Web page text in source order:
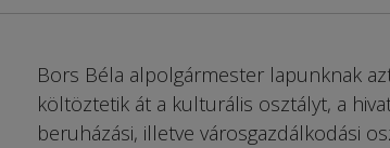
Bors Béla alpolgármester lapunknak
költöztetik át a kulturális osztályt, a
beruházási, illetve városgazdálkodási